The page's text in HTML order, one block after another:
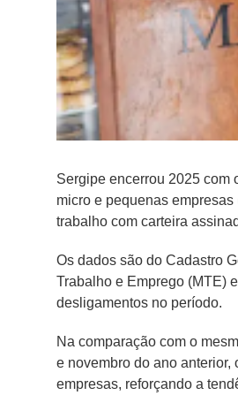
Sergipe encerrou 2025 com
micro e pequenas
trabalho com carteira
Os dados são do Cadastro
Trabalho e Emprego (MTE)
desligamentos no período.
Na comparação com o
e novembro do ano
empresas, reforçando a